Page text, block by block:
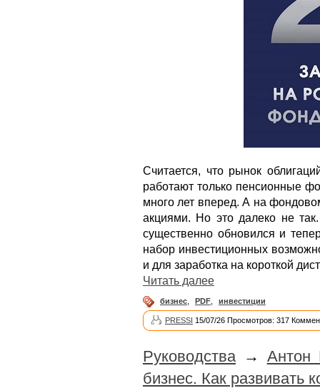
Считается, что рынок
работают только пенсионные
много лет вперед. А на
акциями. Но это далеко не
существенно обновился и
набор инвестиционных
и для заработка на короткой
Читать далее
бизнес PDF инвестиции
PRESSI 15/07/26 Просмотров: 317
Руководства → Антон
бизнес. Как развивать